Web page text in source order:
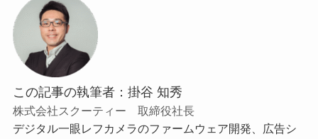
この記事の執筆者：掛谷 知秀
株式会社スクーティー 取締役社長
デジタル一眼レフカメラのファームウェア開発、広告シ